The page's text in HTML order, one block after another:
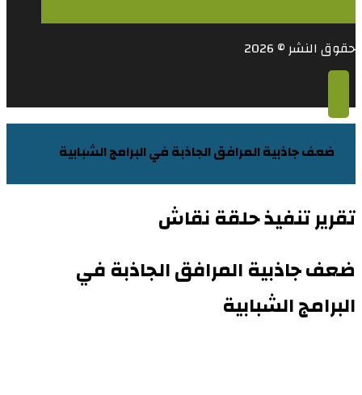
حقوق النشر © 2026
ضعف جاذبية المرافق الجاذبة في البرامج الشبابية ​
تقرير تنفيذ حلقة نقاش
ضعف جاذبية المرافق الجاذبة في
البرامج الشبابية